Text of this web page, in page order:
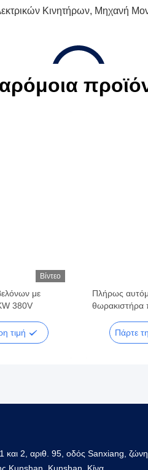
Κινητήρων, Μηχανή
Βίντεο
με
380V
τιμή
Πλήρως
θωρακιστήρα
Πάρτε
και 2, αριθ. 95, οδός Sanxiang, ζώνη